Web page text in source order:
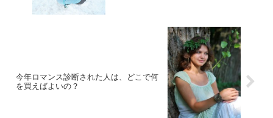
今年ロマンス診断された人は、どこで何
を買えばよいの？